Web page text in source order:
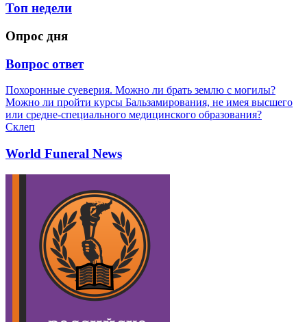
Топ недели
Опрос дня
Вопрос ответ
Похоронные суеверия. Можно ли брать землю с могилы?
Можно ли пройти курсы Бальзамирования, не имея высшего
или средне-специального медицинского образования?
Склеп
World Funeral News